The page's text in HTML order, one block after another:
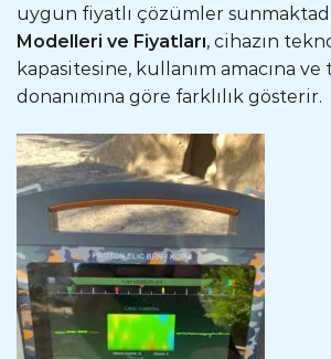
uygun fiyatlı çözümler
Modelleri ve Fiyatları, cihazın
kapasitesine, kullanım amacına
donanımına göre farklılık gösterir.